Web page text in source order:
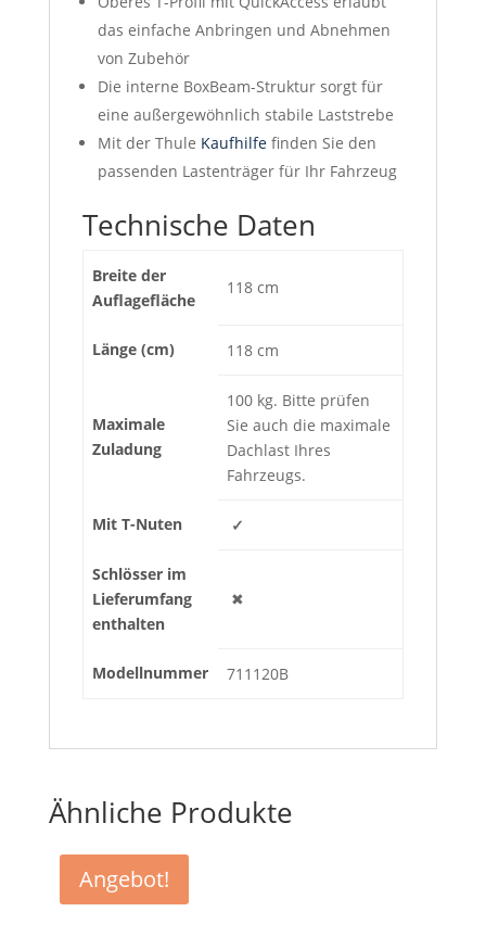
das einfache Anbringen und Abnehmen
von Zubehör
Die interne BoxBeam-Struktur sorgt für
eine außergewöhnlich stabile Laststrebe
Mit der Thule Kaufhilfefinden Sie den
passenden Lastenträger für Ihr Fahrzeug
Technische Daten
Breite der
Auflagefläche
118 cm
Länge (cm) 118 cm
Maximale
Zuladung
100 kg. Bitte prüfen
Sie auch die maximale
Dachlast Ihres
Fahrzeugs.
Mit T-Nuten ✓
Schlösser im
Lieferumfang
enthalten
✖
Modellnummer 711120B
Ähnliche Produkte
Angebot!